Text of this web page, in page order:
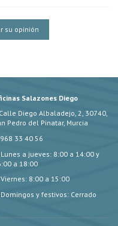
su opinión
Salazones Diego
Calle Diego Albaladejo, 2, 30740,
Pedro del Pinatar, Murcia
968 33 40 56
a jueves: 8:00 a 14:00 y
a 18:00
8:00 a 15:00
y festivos: Cerrado